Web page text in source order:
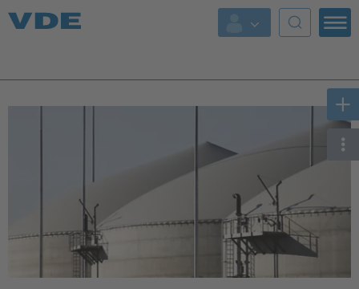
Key Topics
Key Topics
AI & Digital Trust
Health